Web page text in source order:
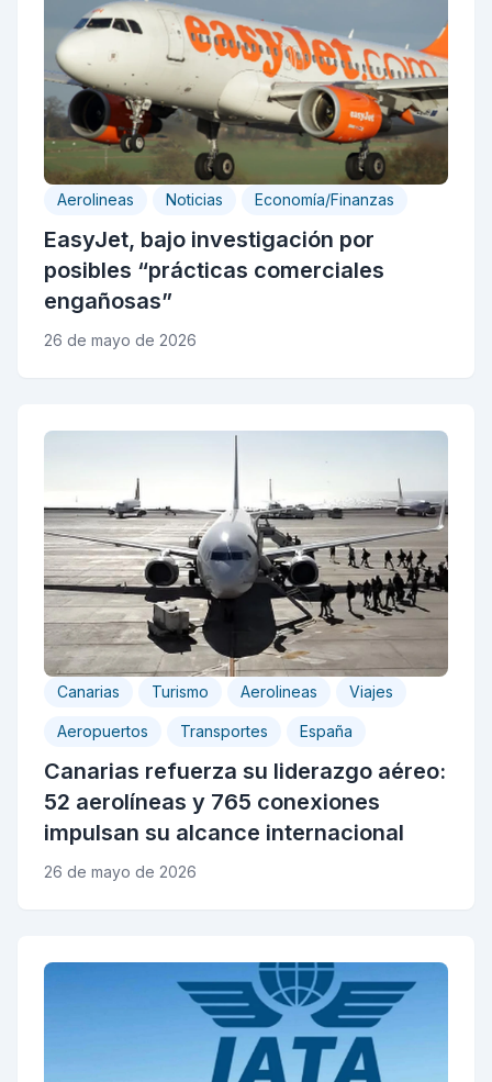
Aerolineas Noticias Economía/Finanzas
EasyJet, bajo investigación por
posibles “prácticas comerciales
engañosas”
26 de mayo de 2026
Canarias Turismo Aerolineas Viajes
Aeropuertos Transportes España
Canarias refuerza su liderazgo aéreo:
52 aerolíneas y 765 conexiones
impulsan su alcance internacional
26 de mayo de 2026